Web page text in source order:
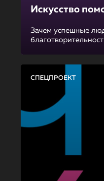
Искусство
Зачем успешные
СПЕЦПРОЕКТ